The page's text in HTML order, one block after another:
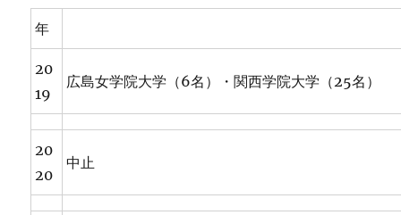
年
20
19
広島女学院大学（6名）・関西学院大学（25名）
20
20
中止